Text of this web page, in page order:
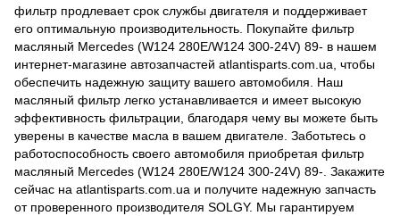
фильтр продлевает срок службы двигателя и поддерживает
его оптимальную производительность. Покупайте фильтр
масляный Mercedes (W124 280E/W124 300-24V) 89- в нашем
интернет-магазине автозапчастей atlantisparts.com.ua, чтобы
обеспечить надежную защиту вашего автомобиля. Наш
масляный фильтр легко устанавливается и имеет высокую
эффективность фильтрации, благодаря чему вы можете быть
уверены в качестве масла в вашем двигателе. Заботьтесь о
работоспособность своего автомобиля приобретая фильтр
масляный Mercedes (W124 280E/W124 300-24V) 89-. Закажите
сейчас на atlantisparts.com.ua и получите надежную запчасть
от проверенного производителя SOLGY. Мы гарантируем